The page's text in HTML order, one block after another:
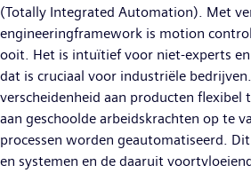
(Totally Integrated Automation). Met
engineeringframework is motion
ooit. Het is intuïtief voor niet-experts
dat is cruciaal voor industriële
verscheidenheid aan producten flexibel
aan geschoolde arbeidskrachten op te
processen worden geautomatiseerd.
en systemen en de daaruit